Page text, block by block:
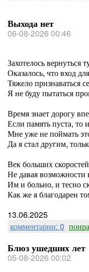
Выхода нет
06-08-2026 00:46
Захотелось вернуться
Оказалось, что вход
Тяжело признаваться
Я не буду пытаться
Время знает дорогу
Если память пуста, то
Мне уже не поймать
Да я стал другим,
Век больших
Не давая возможности
Им и больно, и тесно
Как же я благодарен
13.06.2025
комментарии: 0
Блюз ушедших лет
05-08-2026 00:02